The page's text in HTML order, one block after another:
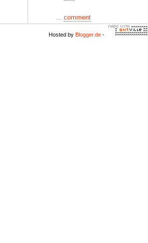
... comment
Hosted by Blogger.de -